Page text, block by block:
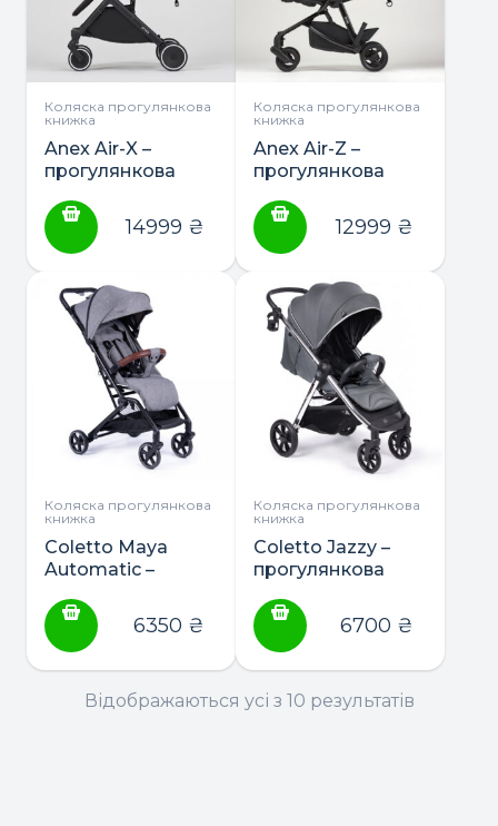
Коляска прогулянкова
книжка
Anex Air-X –
прогулянкова
14999 ₴
Коляска прогулянкова
книжка
Anex Air-Z –
прогулянкова
12999 ₴
Коляска прогулянкова
книжка
Coletto Maya
Automatic –
коляска
6350 ₴
Коляска прогулянкова
книжка
Coletto Jazzy –
прогулянкова
6700 ₴
Відображаються усі з 10 результатів